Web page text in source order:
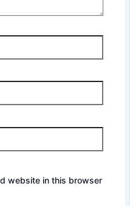
website in this browser